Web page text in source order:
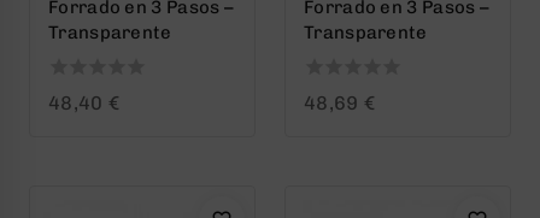
Forrado en 3 Pasos –
Transparente
0
48,40 €
Forrado en 3 Pasos –
Transparente
0
48,69 €